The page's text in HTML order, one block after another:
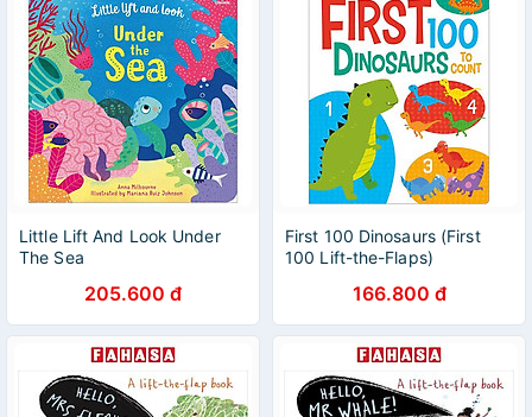
Little Lift And Look Under
The Sea
205.600 đ
First 100 Dinosaurs (First
100 Lift-the-Flaps)
166.800 đ